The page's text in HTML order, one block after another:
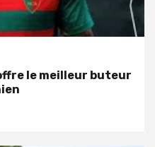
le meilleur buteur